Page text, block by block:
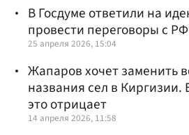
В Госдуме ответили на
провести переговоры с
25 апреля 2026, 15:04
Жапаров хочет заменить
названия сел в Киргизии.
это отрицает
14 апреля 2026, 11:58